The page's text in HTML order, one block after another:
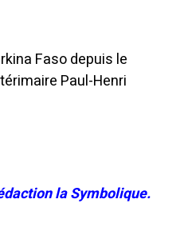
Faso depuis le
Paul-Henri
la Symbolique.